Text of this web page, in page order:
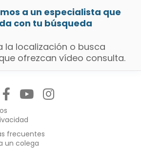
a un especialista que
con tu búsqueda
la localización o busca
ofrezcan vídeo consulta.
frecuentes
un colega